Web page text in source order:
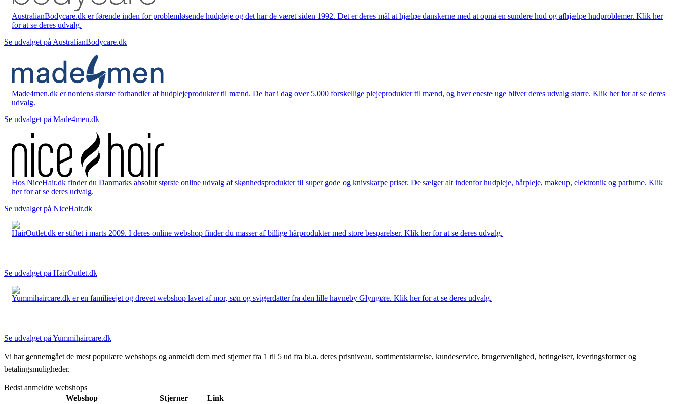
AustralianBodycare.dk er førende inden for problemløsende hudpleje og det har de været siden 1992. Det er deres mål at hjælpe danskerne med at opnå en sundere hud og afhjælpe hudproblemer. Klik her
for at se deres udvalg.
Se udvalget på AustralianBodycare.dk
Made4men.dk er nordens største forhandler af hudplejeprodukter til mænd. De har i dag over 5.000 forskellige plejeprodukter til mænd, og hver eneste uge bliver deres udvalg større. Klik her for at se deres
udvalg.
Se udvalget på Made4men.dk
Hos NiceHair.dk finder du Danmarks absolut største online udvalg af skønhedsprodukter til super gode og knivskarpe priser. De sælger alt indenfor hudpleje, hårpleje, makeup, elektronik og parfume. Klik
her for at se deres udvalg.
Se udvalget på NiceHair.dk
HairOutlet.dk er stiftet i marts 2009. I deres online webshop finder du masser af billige hårprodukter med store besparelser. Klik her for at se deres udvalg.
Se udvalget på HairOutlet.dk
Yummihaircare.dk er en familieejet og drevet webshop lavet af mor, søn og svigerdatter fra den lille havneby Glyngøre. Klik her for at se deres udvalg.
Se udvalget på Yummihaircare.dk
Vi har gennemgået de mest populære webshops og anmeldt dem med stjerner fra 1 til 5 ud fra bl.a. deres prisniveau, sortimentstørrelse, kundeservice, brugervenlighed, betingelser, leveringsformer og
betalingsmuligheder.
Bedst anmeldte webshops
Webshop
Stjerner
Link